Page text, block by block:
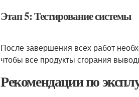
Этап 5: Тестирование системы
После завершения всех работ
чтобы все продукты сгорания
Рекомендации по